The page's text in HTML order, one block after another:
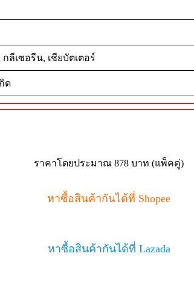
ลีเซอรีน, เชียบัตเตอร์
ด
ราคาโดยประมาณ 878 บาท (แพ็คคู่)
หาซื้อสินค้ากันได้ที่ Shopee
หาซื้อสินค้ากันได้ที่ Lazada